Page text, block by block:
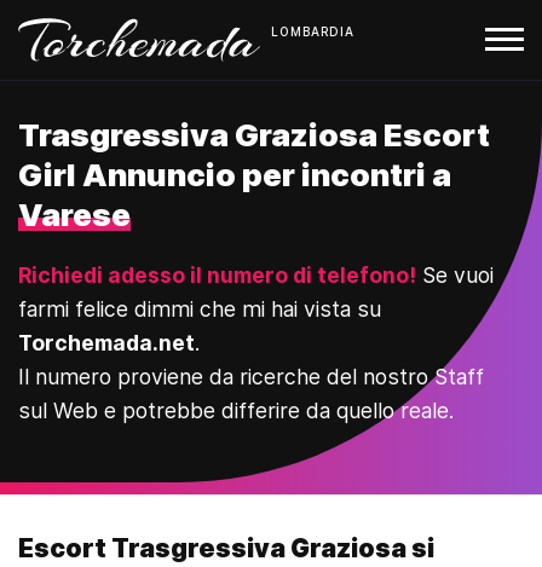
LOMBARDIA
Trasgressiva Graziosa Escort
Girl Annuncio per incontri a
Varese
Richiedi adesso il numero di telefono! Se vuoi
farmi felice dimmi che mi hai vista su
Torchemada.net.
Il numero proviene da ricerche del nostro Staff
sul Web e potrebbe differire da quello reale.
Escort Trasgressiva Graziosa si